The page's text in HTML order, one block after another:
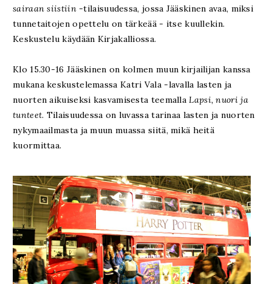
sairaan siistiin-tilaisuudessa, jossa Jääskinen avaa, miksi
tunnetaitojen opettelu on tärkeää - itse kuullekin.
Keskustelu käydään Kirjakalliossa.
Klo 15.30-16 Jääskinen on kolmen muun kirjailijan kanssa
mukana keskustelemassa Katri Vala -lavalla lasten ja
nuorten aikuiseksi kasvamisesta teemalla Lapsi, nuori ja
tunteet. Tilaisuudessa on luvassa tarinaa lasten ja nuorten
nykymaailmasta ja muun muassa siitä, mikä heitä
kuormittaa.